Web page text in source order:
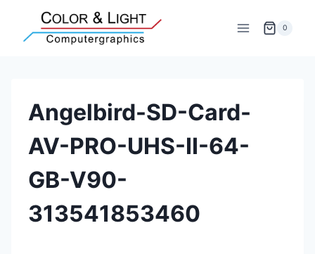
springen
0
Angelbird-SD-Card-
AV-PRO-UHS-II-64-
GB-V90-
313541853460